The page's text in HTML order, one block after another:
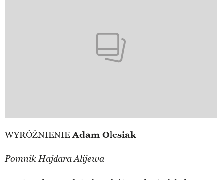
WYRÓŻNIENIEAdam Olesiak
Pomnik Hajdara Alijewa